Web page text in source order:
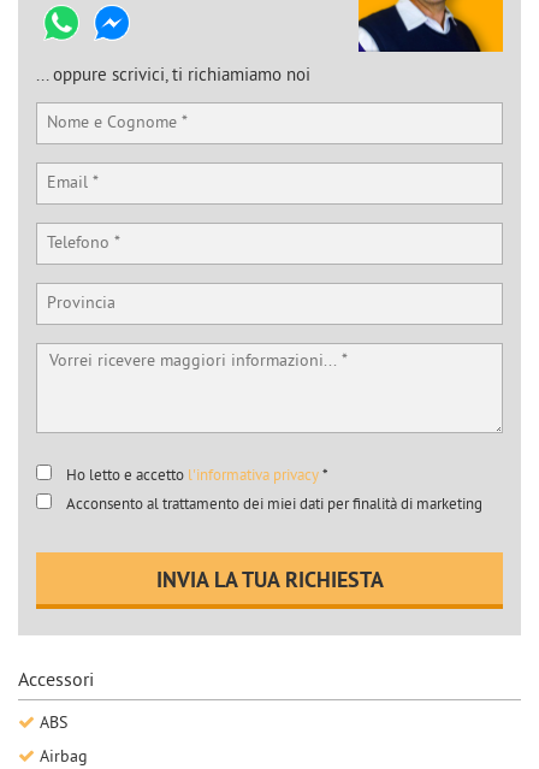
... oppure scrivici, ti richiamiamo noi
Ho letto e accetto l'informativa privacy*
Acconsento al trattamento dei miei dati per finalità di marketing
INVIA LA TUA RICHIESTA
Accessori
ABS
Airbag
Cookie delle preferenze
Leggi
la
cookie
policy
impostazioni